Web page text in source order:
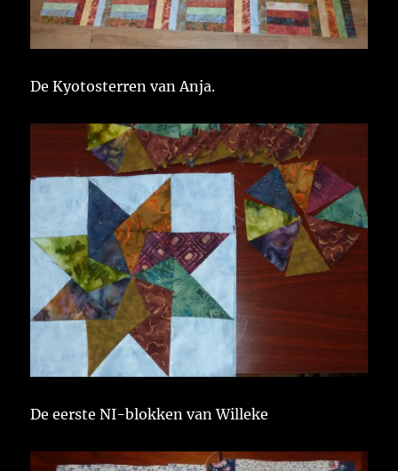
De Kyotosterren van Anja.
De eerste NI-blokken van Willeke